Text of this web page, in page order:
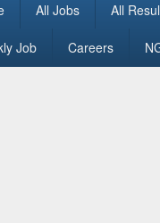
All Jobs All
Job Careers